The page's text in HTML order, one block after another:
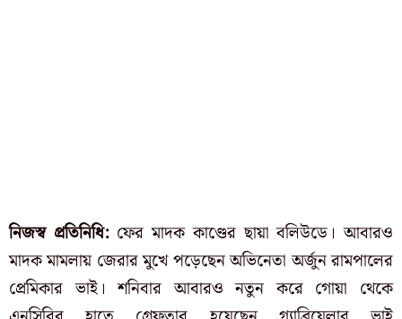
নিজস্ব প্রতিনিধি:ফের মাদক কাণ্ডের ছায়া বলিউডে। আবারও
মাদক মামলায় জেরার মুখে পড়েছেন অভিনেতা অর্জুন রামপালের
প্রেমিকার ভাই। শনিবার আবারও নতুন করে গোয়া থেকে